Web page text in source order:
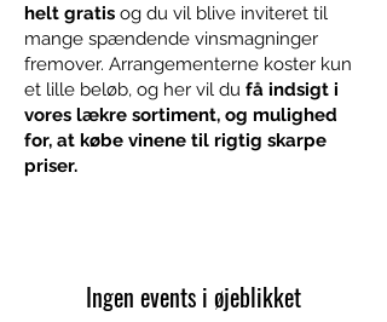
helt gratis og du vil blive inviteret til
mange spændende vinsmagninger
fremover. Arrangementerne koster kun
et lille beløb, og her vil du få indsigt i
vores lækre sortiment, og mulighed
for, at købe vinene til rigtig skarpe
priser.
Ingen events i øjeblikket